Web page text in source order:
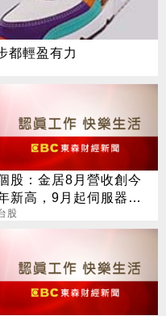
都輕盈有力
股：金居8月營收創今
新高，9月起伺服器效
顯現，Q4雙率更可望大
股